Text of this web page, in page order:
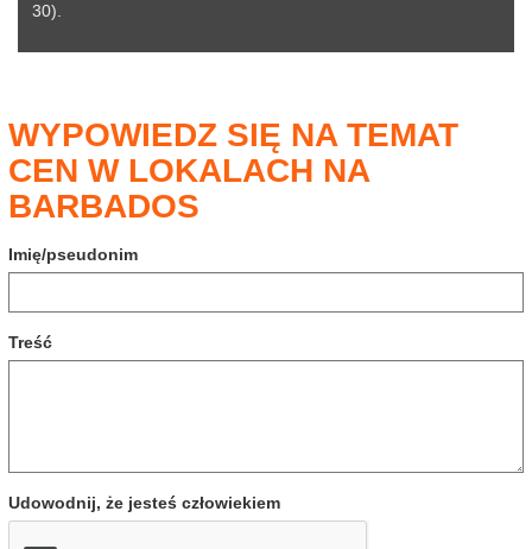
30).
WYPOWIEDZ SIĘ NA TEMAT
CEN W LOKALACH NA
BARBADOS
Imię/pseudonim
Treść
Udowodnij, że jesteś człowiekiem